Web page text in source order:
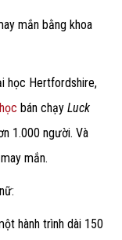
mắn bằng khoa
học Hertfordshire,
bán chạy Luck
1.000 người. Và
mắn.
hành trình dài 150